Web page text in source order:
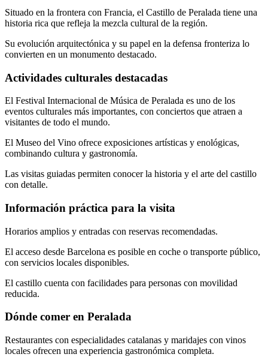
Situado en la frontera con Francia, el Castillo de Peralada tiene una
historia rica que refleja la mezcla cultural de la región.
Su evolución arquitectónica y su papel en la defensa fronteriza lo
convierten en un monumento destacado.
Actividades culturales destacadas
El Festival Internacional de Música de Peralada es uno de los
eventos culturales más importantes, con conciertos que atraen a
visitantes de todo el mundo.
El Museo del Vino ofrece exposiciones artísticas y enológicas,
combinando cultura y gastronomía.
Las visitas guiadas permiten conocer la historia y el arte del castillo
con detalle.
Información práctica para la visita
Horarios amplios y entradas con reservas recomendadas.
El acceso desde Barcelona es posible en coche o transporte público,
con servicios locales disponibles.
El castillo cuenta con facilidades para personas con movilidad
reducida.
Dónde comer en Peralada
Restaurantes con especialidades catalanas y maridajes con vinos
locales ofrecen una experiencia gastronómica completa.